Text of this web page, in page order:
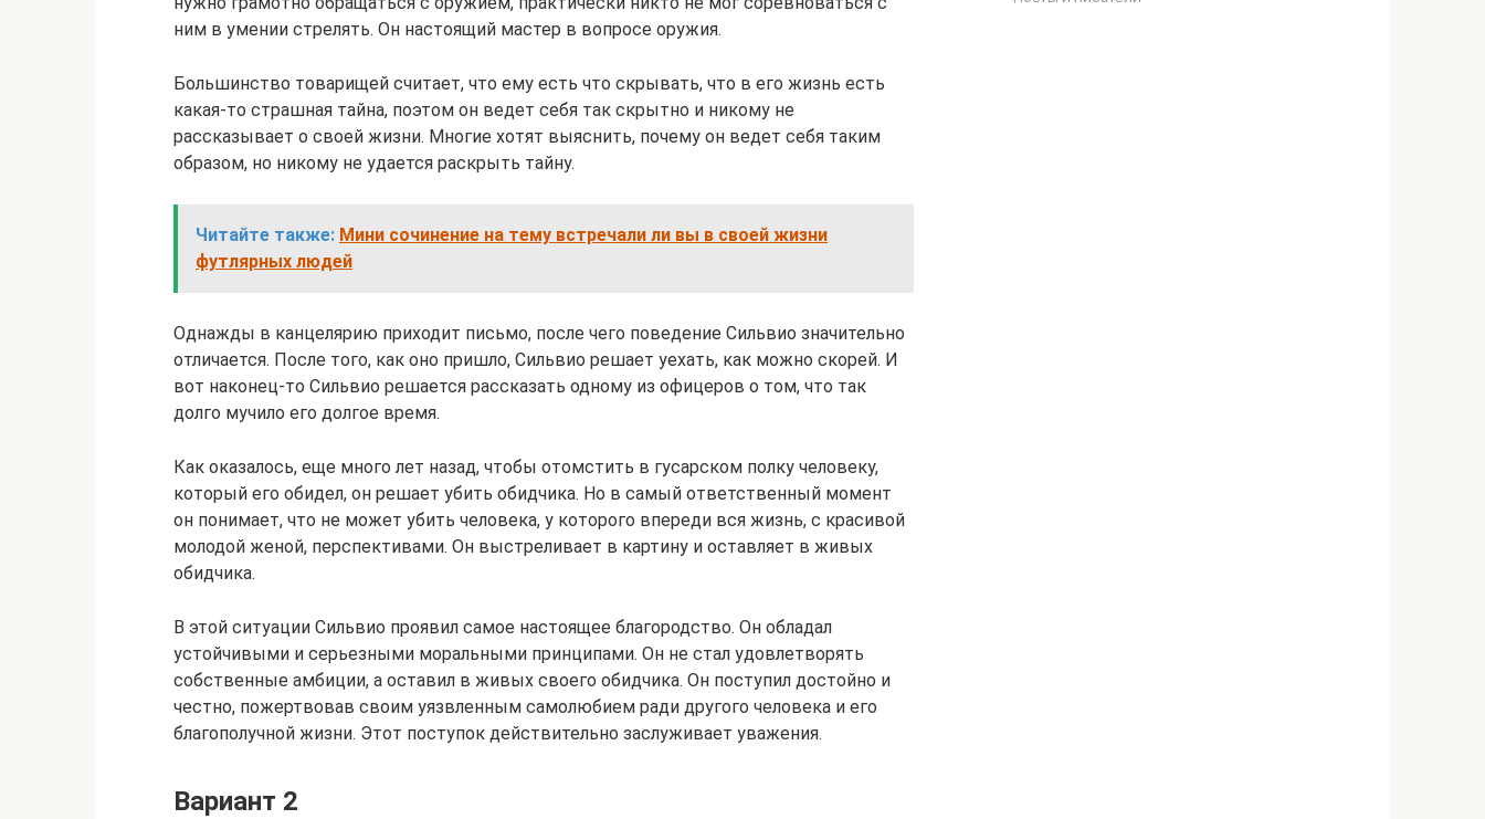
ним в умении стрелять. Он настоящий мастер в вопросе оружия.
Большинство товарищей считает, что ему есть что скрывать, что в его жизнь есть
какая-то страшная тайна, поэтом он ведет себя так скрытно и никому не
рассказывает о своей жизни. Многие хотят выяснить, почему он ведет себя таким
образом, но никому не удается раскрыть тайну.
Читайте также: Мини сочинение на тему встречали ли вы в своей жизни
футлярных людей
Однажды в канцелярию приходит письмо, после чего поведение Сильвио значительно
отличается. После того, как оно пришло, Сильвио решает уехать, как можно скорей. И
вот наконец-то Сильвио решается рассказать одному из офицеров о том, что так
долго мучило его долгое время.
Как оказалось, еще много лет назад, чтобы отомстить в гусарском полку человеку,
который его обидел, он решает убить обидчика. Но в самый ответственный момент
он понимает, что не может убить человека, у которого впереди вся жизнь, с красивой
молодой женой, перспективами. Он выстреливает в картину и оставляет в живых
обидчика.
В этой ситуации Сильвио проявил самое настоящее благородство. Он обладал
устойчивыми и серьезными моральными принципами. Он не стал удовлетворять
собственные амбиции, а оставил в живых своего обидчика. Он поступил достойно и
честно, пожертвовав своим уязвленным самолюбием ради другого человека и его
благополучной жизни. Этот поступок действительно заслуживает уважения.
Вариант 2